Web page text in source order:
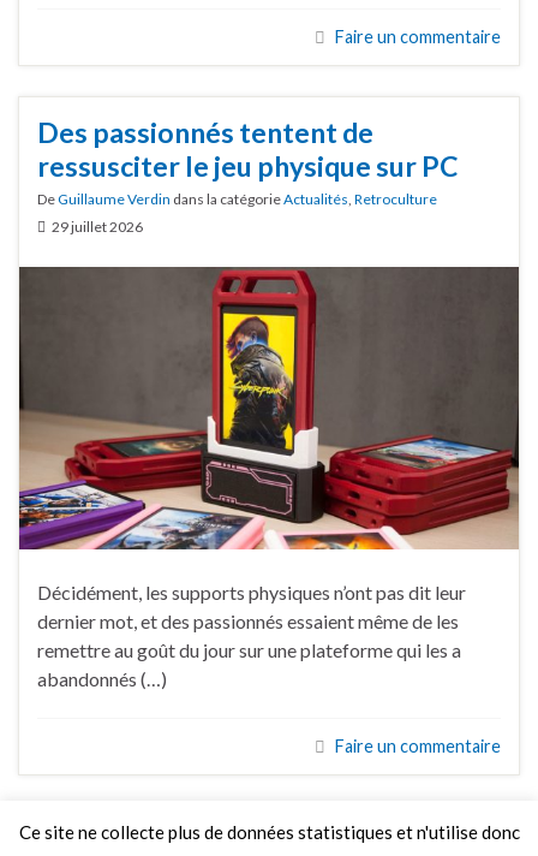
Faire un commentaire
Des passionnés tentent de
ressusciter le jeu physique sur PC
DeGuillaume Verdin dans la catégorieActualités, Retroculture
29 juillet 2026
Décidément, les supports physiques n’ont pas dit leur
dernier mot, et des passionnés essaient même de les
remettre au goût du jour sur une plateforme qui les a
abandonnés (…)
Faire un commentaire
Ce site ne collecte plus de données statistiques et n'utilise donc